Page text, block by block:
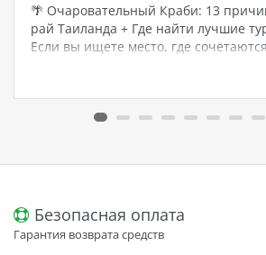
🌴 Очаровательный Краби: 13
рай Таиланда + Где найти лучшие
Если вы ищете место, где
один из самых…
Безопасная оплата
Гарантия возврата средств